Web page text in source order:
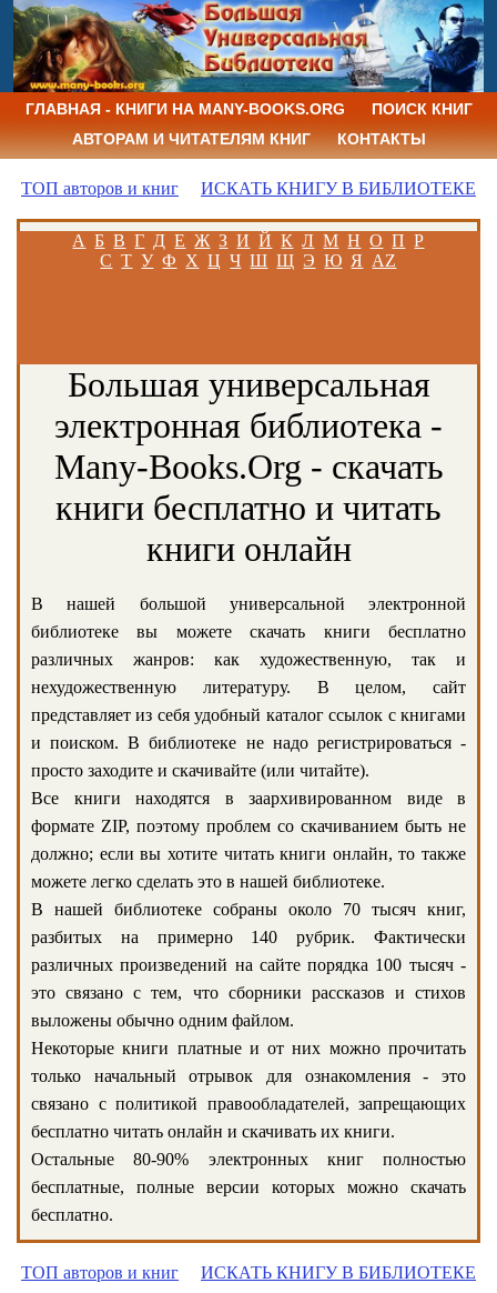
ГЛАВНАЯ - КНИГИ НА MANY-BOOKS.ORG
ПОИСК КНИГ
АВТОРАМ И ЧИТАТЕЛЯМ КНИГ
КОНТАКТЫ
ТОП авторов и книг ИСКАТЬ КНИГУ В БИБЛИОТЕКЕ
А Б В Г Д Е Ж З И Й К Л М Н О П Р
С Т У Ф Х Ц Ч Ш Щ Э Ю Я AZ
Большая универсальная
электронная библиотека -
Many-Books.Org - скачать
книги бесплатно и читать
книги онлайн
В нашей большой универсальной электронной
библиотеке вы можете скачать книги бесплатно
различных жанров: как художественную, так и
нехудожественную литературу. В целом, сайт
представляет из себя удобный каталог ссылок с книгами
и поиском. В библиотеке не надо регистрироваться -
просто заходите и скачивайте (или читайте).
Все книги находятся в заархивированном виде в
формате ZIP, поэтому проблем со скачиванием быть не
должно; если вы хотите читать книги онлайн, то также
можете легко сделать это в нашей библиотеке.
В нашей библиотеке собраны около 70 тысяч книг,
разбитых на примерно 140 рубрик. Фактически
различных произведений на сайте порядка 100 тысяч -
это связано с тем, что сборники рассказов и стихов
выложены обычно одним файлом.
Некоторые книги платные и от них можно прочитать
только начальный отрывок для ознакомления - это
связано с политикой правообладателей, запрещающих
бесплатно читать онлайн и скачивать их книги.
Остальные 80-90% электронных книг полностью
бесплатные, полные версии которых можно скачать
бесплатно.
ТОП авторов и книг ИСКАТЬ КНИГУ В БИБЛИОТЕКЕ